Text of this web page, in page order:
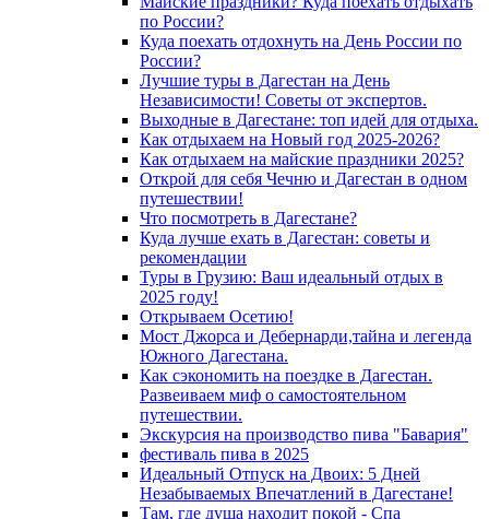
по России?
Куда поехать отдохнуть на День России по
России?
Лучшие туры в Дагестан на День
Независимости! Советы от экспертов.
Выходные в Дагестане: топ идей для отдыха.
Как отдыхаем на Новый год 2025-2026?
Как отдыхаем на майские праздники 2025?
Открой для себя Чечню и Дагестан в одном
путешествии!
Что посмотреть в Дагестане?
Куда лучше ехать в Дагестан: советы и
рекомендации
Туры в Грузию: Ваш идеальный отдых в
2025 году!
Открываем Осетию!
Мост Джорса и Дебернарди,тайна и легенда
Южного Дагестана.
Как сэкономить на поездке в Дагестан.
Развеиваем миф о самостоятельном
путешествии.
Экскурсия на производство пива "Бавария"
фестиваль пива в 2025
Идеальный Отпуск на Двоих: 5 Дней
Незабываемых Впечатлений в Дагестане!
Там, где душа находит покой - Спа